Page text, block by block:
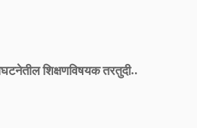
शिक्षणविषयक तरतुदी..